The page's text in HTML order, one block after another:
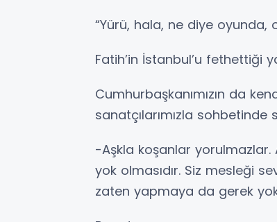
“Yürü, hala, ne diye oyunda,
Fatih’in İstanbul’u fethettiği
Cumhurbaşkanımızın da
sanatçılarımızla
-Aşkla koşanlar yorulmazlar.
yok olmasıdır. Siz mesleği
zaten yapmaya da gerek